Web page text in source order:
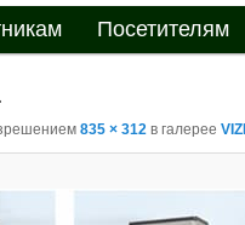
содержимомусодержимому
Посетителям
835 × 312 в галерее